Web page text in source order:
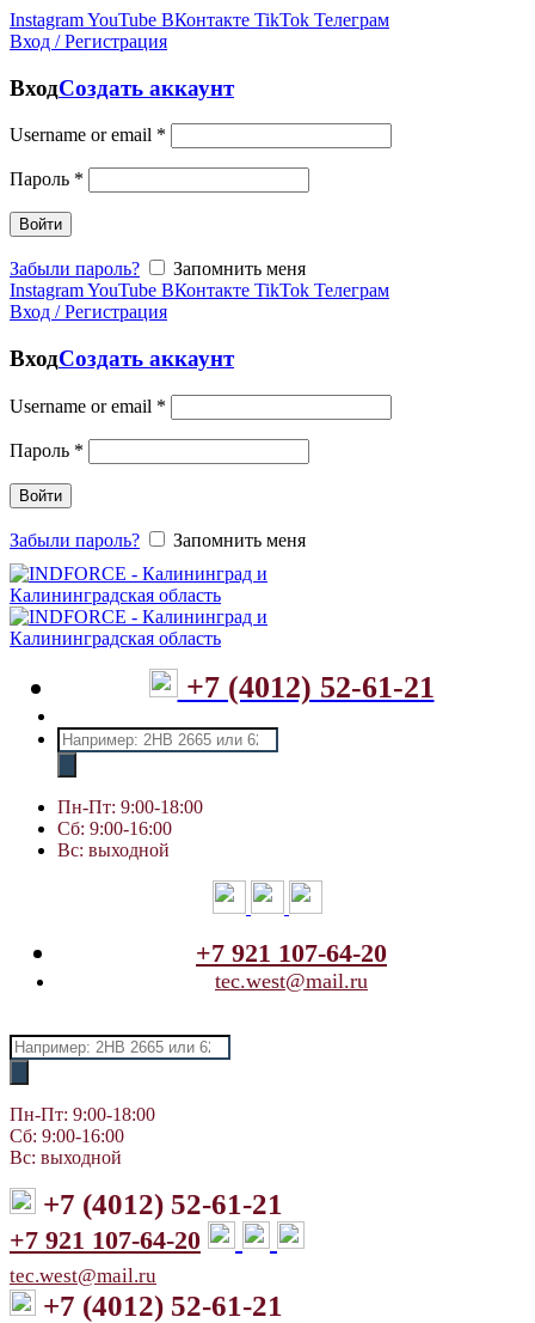
InstagramYouTube ВКонтакте TikTok Телеграм
Вход / Регистрация
ВходСоздать аккаунт
Username or email *
Пароль *
Войти
Забыли пароль?
Запомнить меня
InstagramYouTube ВКонтакте TikTok Телеграм
Вход / Регистрация
ВходСоздать аккаунт
Username or email *
Пароль *
Войти
Забыли пароль? Запомнить меня
+7 (4012) 52-61-21
Поиск
товаров
Пн-Пт: 9:00-18:00
Сб: 9:00-16:00
Вс: выходной
+7 921 107-64-20
tec.west@mail.ru
Поиск
товаров
Пн-Пт: 9:00-18:00
Сб: 9:00-16:00
Вс: выходной
+7 (4012) 52-61-21
+7 921 107-64-20
tec.west@mail.ru
+7 (4012) 52-61-21